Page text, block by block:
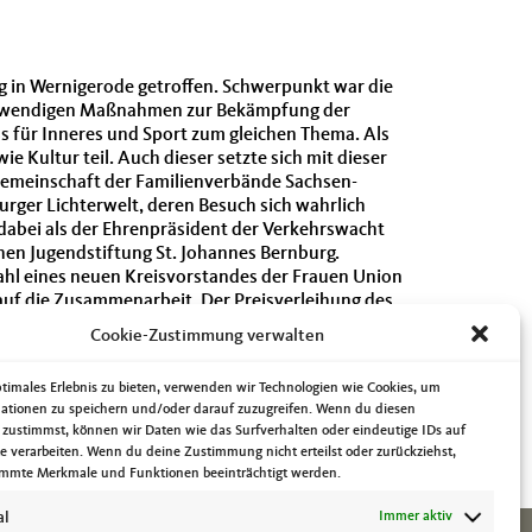
Cookie-Zustimmung verwalten
Erlebnis zu bieten, verwenden wir Technologien wie Cookies, um
zu speichern und/oder darauf zuzugreifen. Wenn du diesen
zustimmst, können wir Daten wie das Surfverhalten oder eindeutige IDs auf
verarbeiten. Wenn du deine Zustimmung nicht erteilst oder zurückziehst,
Merkmale und Funktionen beeinträchtigt werden.
Immer aktiv
in Wernigerode getroffen. Schwerpunkt war die
Maßnahmen zur Bekämpfung der
Inneres und Sport zum gleichen Thema. Als
Kultur teil. Auch dieser setzte sich mit dieser
der Familienverbände Sachsen-
Lichterwelt, deren Besuch sich wahrlich
als der Ehrenpräsident der Verkehrswacht
Jugendstiftung St. Johannes Bernburg.
eines neuen Kreisvorstandes der Frauen Union
die Zusammenarbeit. Der Preisverleihung des
und Olvenstedt am Abend besuchte.
es dann zur Online-Tagung des
Dann ging es zum Tannenfest des
Lichterwelt, am Mittwoch einen Besuch ab.
statt. Er wäre in diesem Jahr 210 Jahr alt